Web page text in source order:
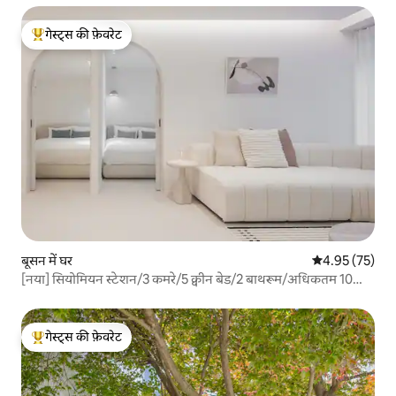
गेस्ट्स का टॉप फ़ेवरेट
गेस्ट्स की फ़ेवरेट
बूसन में घर औसत रेटिंग 5 में
4.95 (75)
[नया] सियोमियन स्टेशन/3 कमरे/5 क्वीन बेड/2 बाथरूम/अधिकतम 10
गेस्ट्स का टॉप फ़ेवरेट
गेस्ट्स की फ़ेवरेट